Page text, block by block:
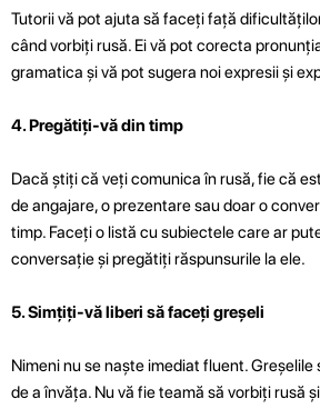
Tutorii vă pot ajuta să faceți față
când vorbiți rusă. Ei vă pot corecta
gramatica și vă pot sugera noi expresii și
4. Pregătiți-vă din timp
Dacă știți că veți comunica în rusă, fie că
de angajare, o prezentare sau doar o
timp. Faceți o listă cu subiectele care ar
conversație și pregătiți răspunsurile la ele.
5. Simțiți-vă liberi să faceți greșeli
Nimeni nu se naște imediat fluent.
de a învăța. Nu vă fie teamă să vorbiți rusă